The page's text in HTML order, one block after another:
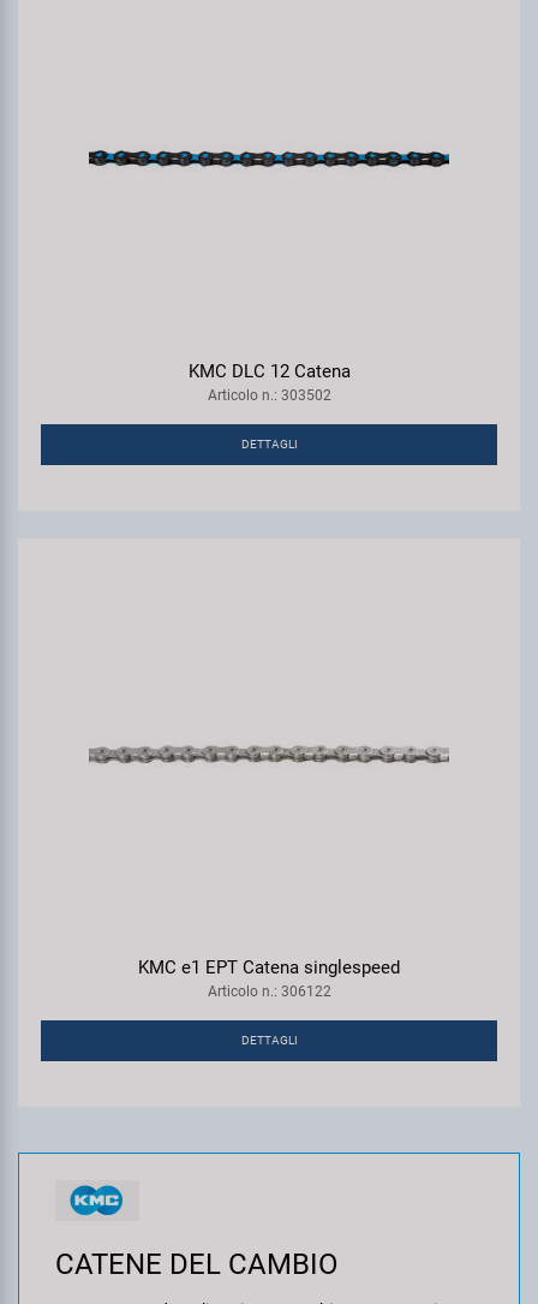
KMC DLC 12 Catena
Articolo n.: 303502
DETTAGLI
KMC e1 EPT Catena singlespeed
Articolo n.: 306122
DETTAGLI
CATENE DEL CAMBIO